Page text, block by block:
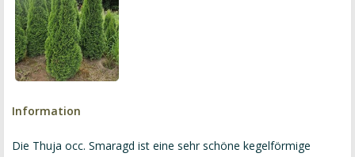
Information
Die Thuja occ. Smaragd ist eine sehr schöne kegelförmige